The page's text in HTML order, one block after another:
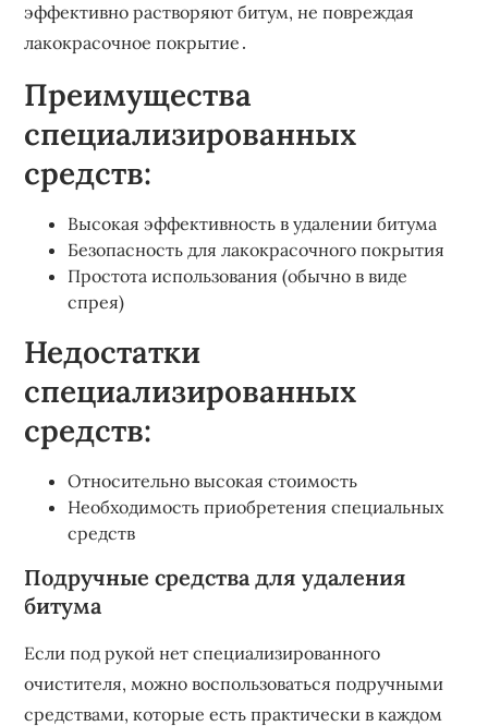
эффективно растворяют битум‚ не повреждая
лакокрасочное покрытие․
Преимущества
специализированных
средств:
Высокая эффективность в удалении битума
Безопасность для лакокрасочного покрытия
Простота использования (обычно в виде
спрея)
Недостатки
специализированных
средств:
Относительно высокая стоимость
Необходимость приобретения специальных
средств
Подручные средства для удаления
битума
Если под рукой нет специализированного
очистителя‚ можно воспользоваться подручными
средствами‚ которые есть практически в каждом